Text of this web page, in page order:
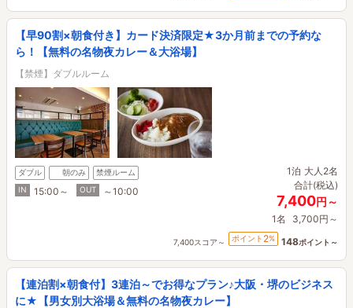
【早90割×朝食付き】カード決済限定★3か月前までの予約な
ら！【無料の名物夜カレー＆大浴場】
【禁煙】ダブルルーム
ダブル 朝のみ
禁煙ルーム
IN
15:00～ OUT ～10:00
1泊 大人2名
合計(税込)
7,400円～
1名 3,700円～
7,400スコア～ ポイント 2% 148ポイント～
【連泊割×朝食付】3連泊～でお得なプラン♪大阪・堺のビジネス
に★【男女別大浴場＆無料の名物夜カレー】